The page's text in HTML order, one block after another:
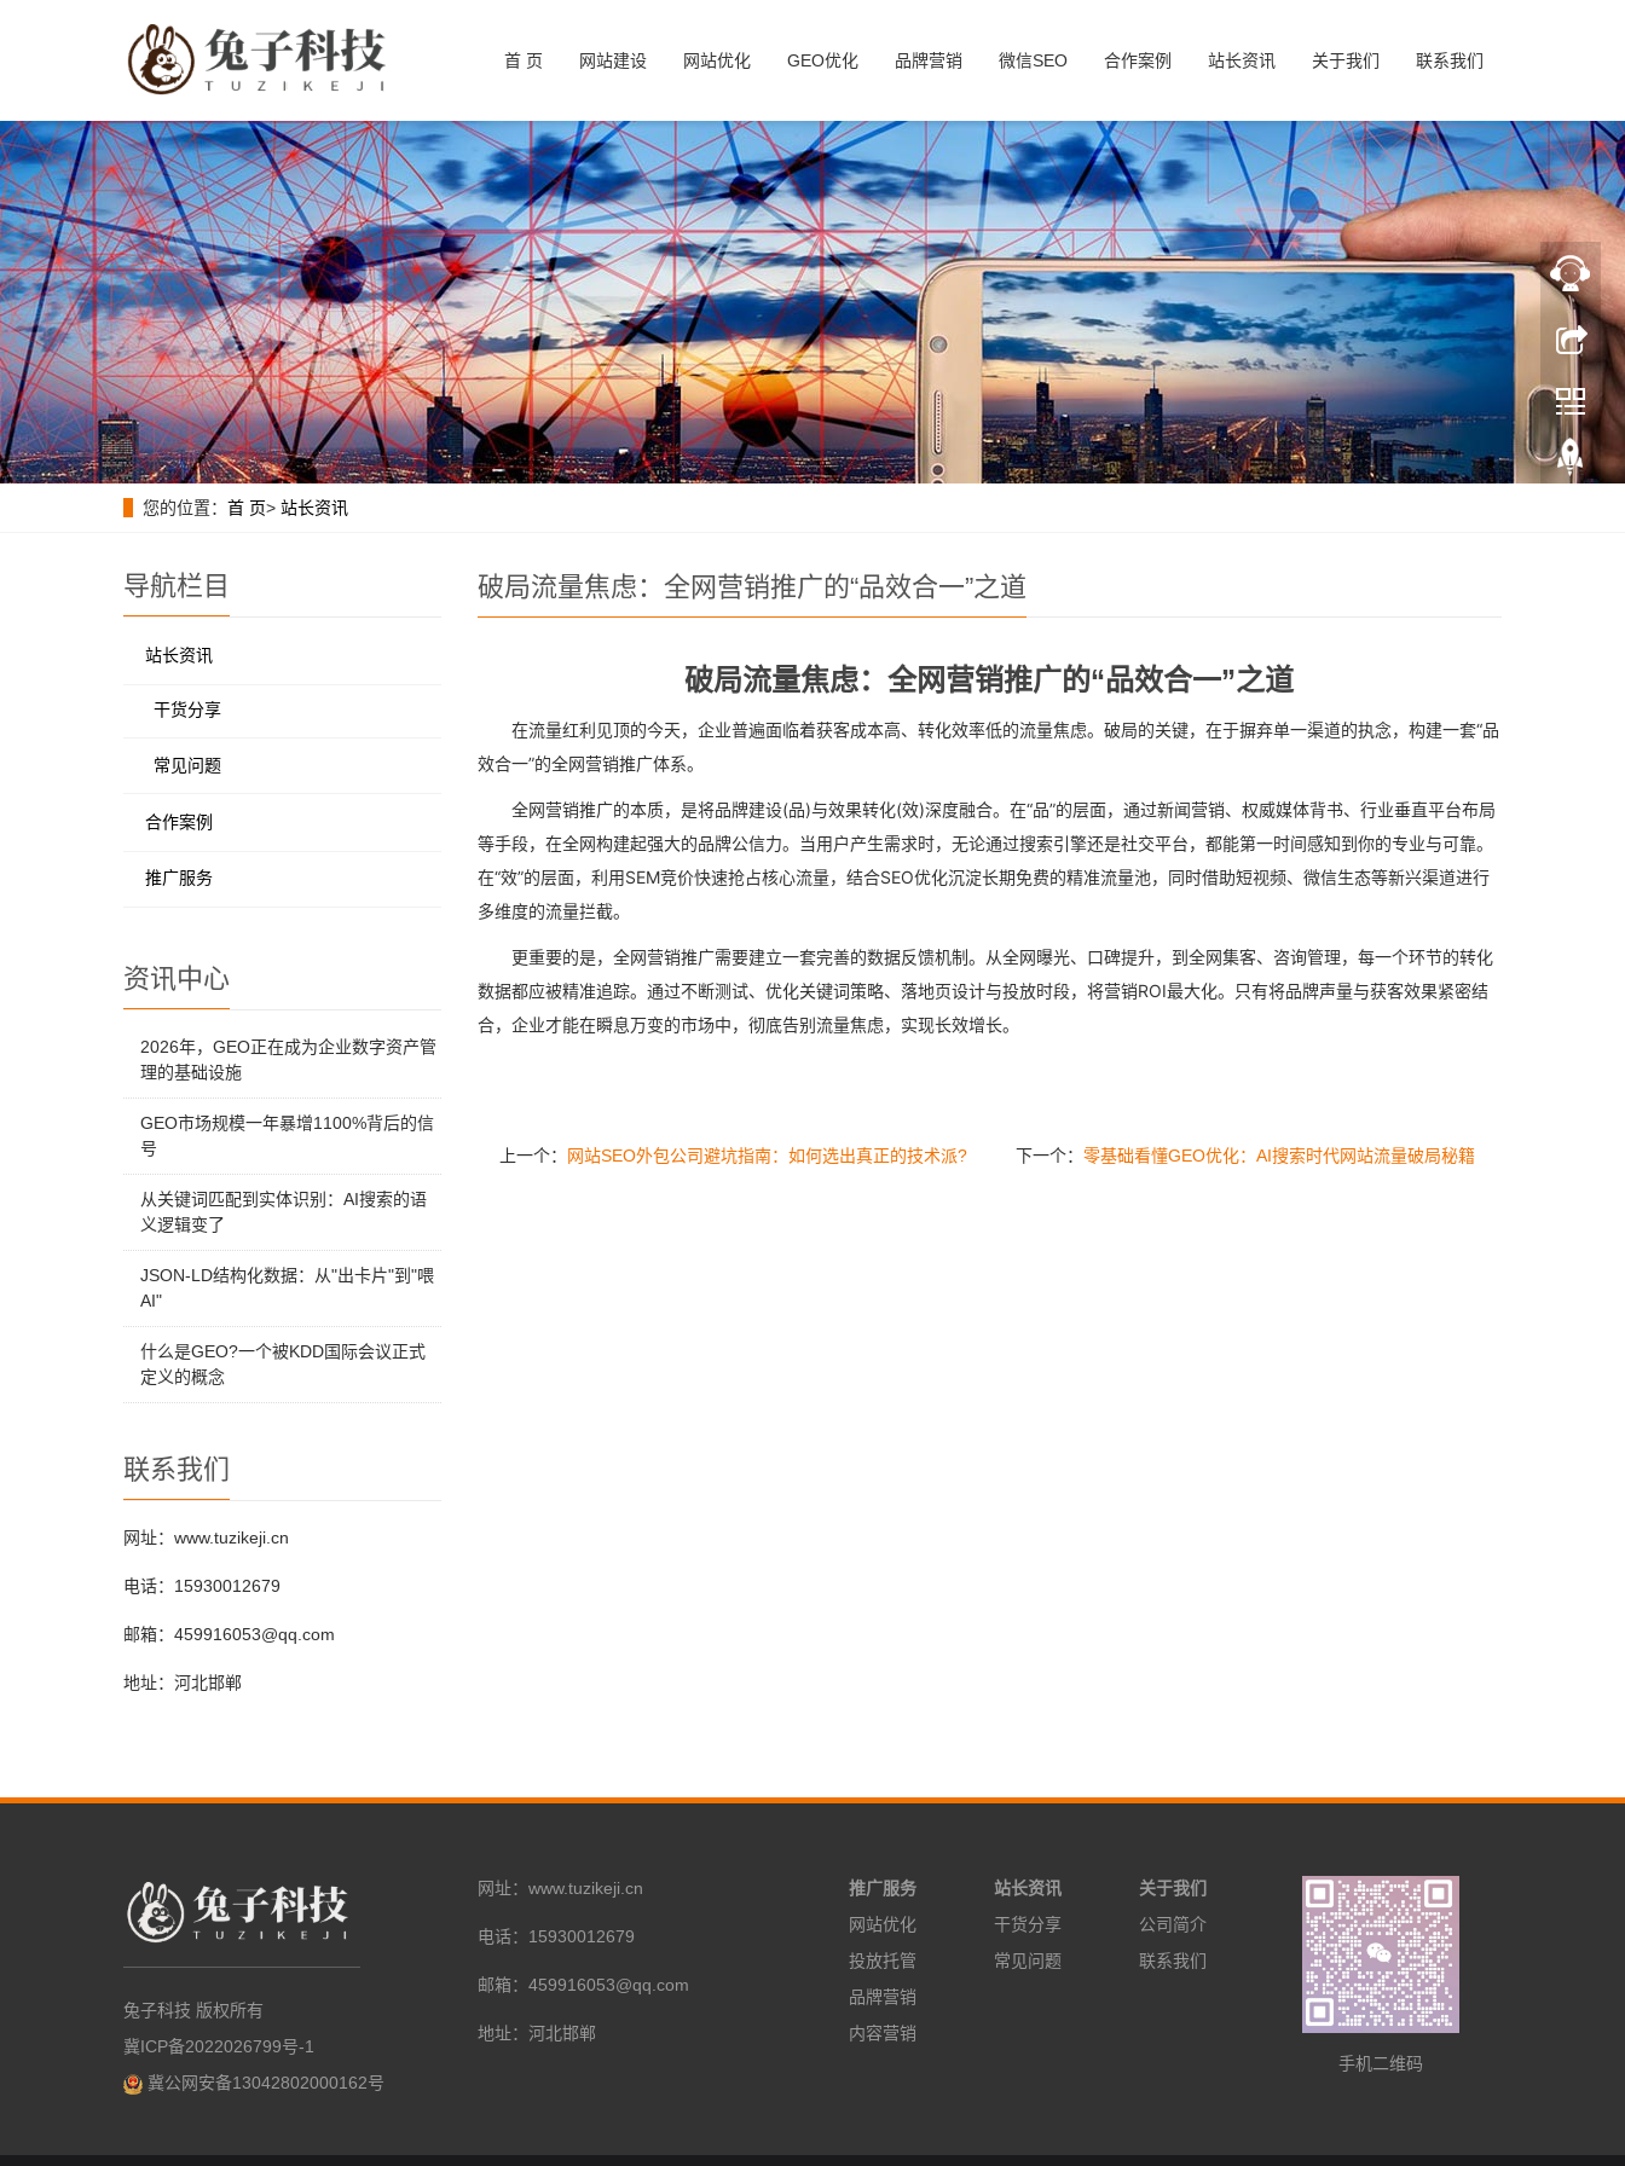
首 页 网站建设 网站优化 GEO优化 品牌营销 微信SEO 合作案例 站长资讯 关于我们 联系我们
您的位置： 首 页> 站长资讯
破局流量焦虑：全网营销推广的“品效合一”之道
破局流量焦虑：全网营销推广的“品效合一”之道
在流量红利见顶的今天，企业普遍面临着获客成本高、转化效率低的流量焦虑。破局的关键，在于摒弃单一渠道的执念，构建一套“品
效合一”的全网营销推广体系。
全网营销推广的本质，是将品牌建设(品)与效果转化(效)深度融合。在“品”的层面，通过新闻营销、权威媒体背书、行业垂直平台布局
等手段，在全网构建起强大的品牌公信力。当用户产生需求时，无论通过搜索引擎还是社交平台，都能第一时间感知到你的专业与可靠。
在“效”的层面，利用SEM竞价快速抢占核心流量，结合SEO优化沉淀长期免费的精准流量池，同时借助短视频、微信生态等新兴渠道进行
多维度的流量拦截。
更重要的是，全网营销推广需要建立一套完善的数据反馈机制。从全网曝光、口碑提升，到全网集客、咨询管理，每一个环节的转化
数据都应被精准追踪。通过不断测试、优化关键词策略、落地页设计与投放时段，将营销ROI最大化。只有将品牌声量与获客效果紧密结
合，企业才能在瞬息万变的市场中，彻底告别流量焦虑，实现长效增长。
上一个： 网站SEO外包公司避坑指南：如何选出真正的技术派? 下一个：零基础看懂GEO优化：AI搜索时代网站流量破局秘籍
导航栏目
站长资讯
干货分享
常见问题
合作案例
推广服务
资讯中心
2026年，GEO正在成为企业数字资产管
理的基础设施
GEO市场规模一年暴增1100%背后的信
号
从关键词匹配到实体识别：AI搜索的语
义逻辑变了
JSON-LD结构化数据：从"出卡片"到"喂
AI"
什么是GEO?一个被KDD国际会议正式
定义的概念
联系我们
网址：www.tuzikeji.cn
电话：15930012679
邮箱：459916053@qq.com
地址：河北邯郸
兔子科技 版权所有
冀ICP备2022026799号-1
冀公网安备13042802000162号
网址：www.tuzikeji.cn
电话：15930012679
邮箱：459916053@qq.com
地址：河北邯郸
推广服务
网站优化
投放托管
品牌营销
内容营销
站长资讯
干货分享
常见问题
关于我们
公司简介
联系我们
手机二维码